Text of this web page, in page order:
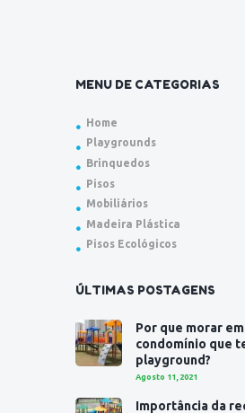
MENU DE CATEGORIAS
Home
Playgrounds
Brinquedos
Pisos
Mobiliários
Madeira Plástica
Pisos Ecológicos
ÚLTIMAS POSTAGENS
Por que morar
condomínio que
playground?
Agosto 11, 2021
Importância da